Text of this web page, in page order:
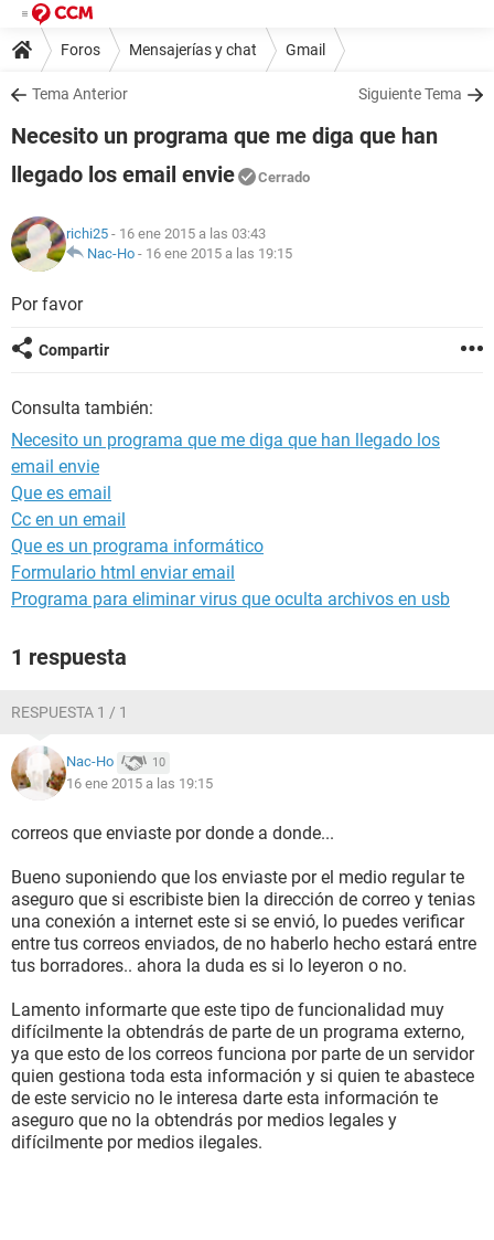
Foros Mensajerías y chat Gmail
Tema Anterior Siguiente Tema
Necesito un programa que me diga que han
llegado los email envie
Cerrado
richi25 - 16 ene 2015 a las 03:43
Nac-Ho - 16 ene 2015 a las 19:15
Por favor
Compartir
Consulta también:
Necesito un programa que me diga que han llegado los
email envie
Que es email
Cc en un email
Que es un programa informático
Formulario html enviar email
Programa para eliminar virus que oculta archivos en usb
1 respuesta
RESPUESTA 1 / 1
Nac-Ho 10
16 ene 2015 a las 19:15
correos que enviaste por donde a donde...
Bueno suponiendo que los enviaste por el medio regular te
aseguro que si escribiste bien la dirección de correo y tenias
una conexión a internet este si se envió, lo puedes verificar
entre tus correos enviados, de no haberlo hecho estará entre
tus borradores.. ahora la duda es si lo leyeron o no.
Lamento informarte que este tipo de funcionalidad muy
difícilmente la obtendrás de parte de un programa externo,
ya que esto de los correos funciona por parte de un servidor
quien gestiona toda esta información y si quien te abastece
de este servicio no le interesa darte esta información te
aseguro que no la obtendrás por medios legales y
difícilmente por medios ilegales.